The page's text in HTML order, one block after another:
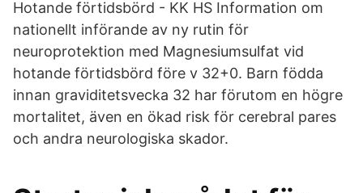
Hotande förtidsbörd - KK HS Information om
nationellt införande av ny rutin för
neuroprotektion med Magnesiumsulfat vid
hotande förtidsbörd före v 32+0. Barn födda
innan graviditetsvecka 32 har förutom en högre
mortalitet, även en ökad risk för cerebral pares
och andra neurologiska skador.